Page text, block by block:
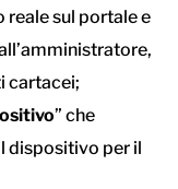
reale sul portale e
cartacei;
” che
dispositivo per il